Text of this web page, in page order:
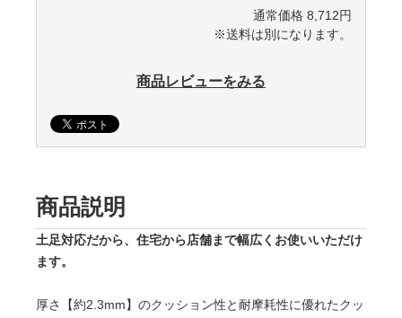
通常価格 8,712円
※送料は別になります。
商品レビューをみる
商品説明
土足対応だから、住宅から店舗まで幅広くお使いいただけ
ます。
厚さ【約2.3mm】のクッション性と耐摩耗性に優れたクッ